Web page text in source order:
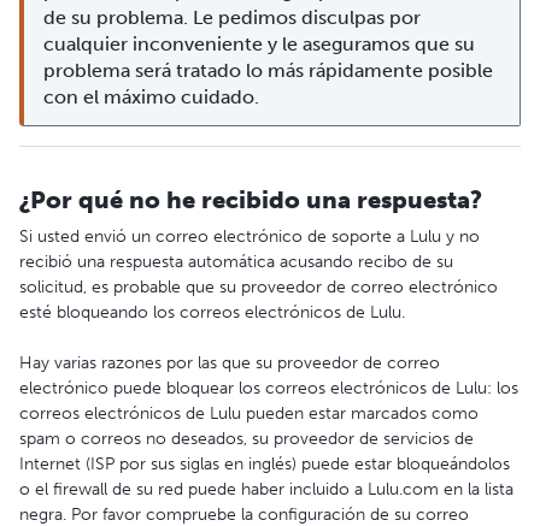
de su problema. Le pedimos disculpas por
cualquier inconveniente y le aseguramos que su
problema será tratado lo más rápidamente posible
con el máximo cuidado.
¿Por qué no he recibido una respuesta?
Si usted envió un correo electrónico de soporte a Lulu y no
recibió una respuesta automática acusando recibo de su
solicitud, es probable que su proveedor de correo electrónico
esté bloqueando los correos electrónicos de Lulu.
Hay varias razones por las que su proveedor de correo
electrónico puede bloquear los correos electrónicos de Lulu: los
correos electrónicos de Lulu pueden estar marcados como
spam o correos no deseados, su proveedor de servicios de
Internet (ISP por sus siglas en inglés) puede estar bloqueándolos
o el firewall de su red puede haber incluido a Lulu.com en la lista
negra. Por favor compruebe la configuración de su correo